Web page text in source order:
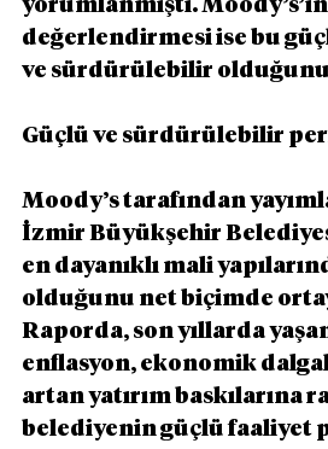
yorumlanmıştı.
değerlendirmesi ise bu
ve sürdürülebilir
Güçlü ve sürdürülebilir
Moody’s tarafından
İzmir Büyükşehir
en dayanıklı mali
olduğunu net biçimde
Raporda, son yıllarda
enflasyon, ekonomik
artan yatırım baskılarına
belediyenin güçlü faaliyet